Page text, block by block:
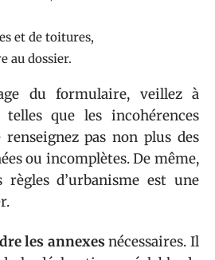
et de toitures,
au dossier.
du formulaire, veillez à
que les incohérences
pas non plus des
ou incomplètes. De même,
règles d’urbanisme est une
les annexes nécessaires. Il